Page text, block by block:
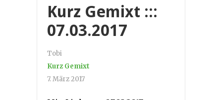
Kurz Gemixt :::
07.03.2017
Tobi
Kurz Gemixt
7. März 2017